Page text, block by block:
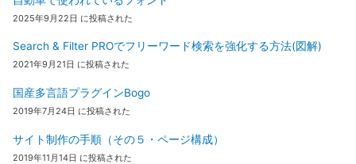
2025年9月22日 に投稿された
Search & Filter PROでフリーワード検索を強化する方法(図解)
2021年9月21日 に投稿された
国産多言語プラグインBogo
2019年7月24日 に投稿された
サイト制作の手順（その５・ページ構成）
2019年11月14日 に投稿された